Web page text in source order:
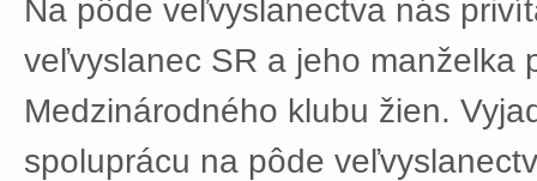
Na pôde veľvyslanectva nás
veľvyslanec SR a jeho manželka
Medzinárodného klubu žien.
spoluprácu na pôde